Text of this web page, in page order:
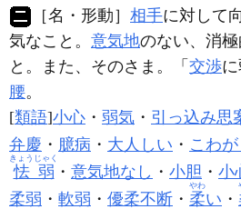
［名・形動］ 相手に対して
気なこと。 意気地のない、消
と。また、そのさま。「 交渉に
腰。
[類語]小心 ・ 弱気 ・ 引っ込み思
弁慶 ・ 臆病 ・ 大人しい ・ こわが
怯弱
きょうじゃく
・ 意気地なし ・ 小胆 ・ 小
柔弱 ・ 軟弱 ・ 優柔不断 ・ 柔
やわ
い ・